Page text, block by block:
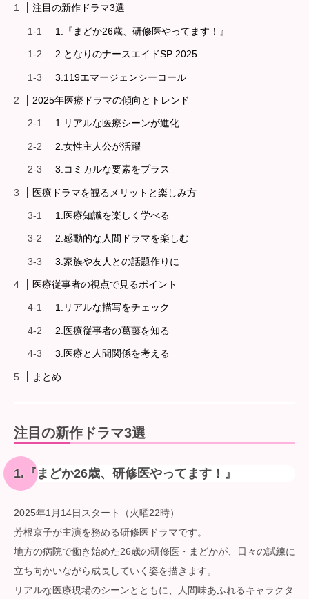
注目の新作ドラマ3選
1.『まどか26歳、研修医やってます！』
2.となりのナースエイドSP 2025
3.119エマージェンシーコール
2025年医療ドラマの傾向とトレンド
1.リアルな医療シーンが進化
2.女性主人公が活躍
3.コミカルな要素をプラス
医療ドラマを観るメリットと楽しみ方
1.医療知識を楽しく学べる
2.感動的な人間ドラマを楽しむ
3.家族や友人との話題作りに
医療従事者の視点で見るポイント
1.リアルな描写をチェック
2.医療従事者の葛藤を知る
3.医療と人間関係を考える
まとめ
注目の新作ドラマ3選
1.『まどか26歳、研修医やってます！』
2025年1月14日スタート（火曜22時）
芳根京子が主演を務める研修医ドラマです。
地方の病院で働き始めた26歳の研修医・まどかが、日々の試練に
立ち向かいながら成長していく姿を描きます。
リアルな医療現場のシーンとともに、人間味あふれるキャラクタ